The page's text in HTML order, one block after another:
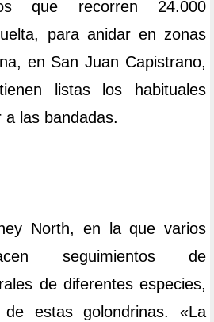
que recorren 24.000
para anidar en zonas
en San Juan Capistrano,
listas los habituales
las bandadas.
North, en la que varios
seguimientos de
de diferentes especies,
estas golondrinas. «La